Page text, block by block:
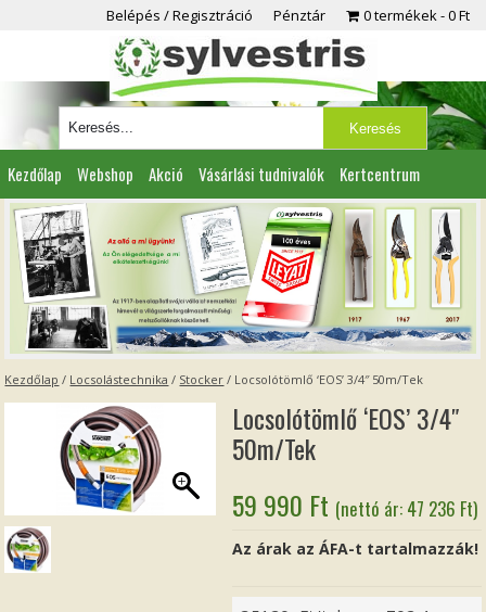
Belépés / Regisztráció Pénztár 0 termékek 0 Ft
Kezdőlap Webshop Akció Vásárlási tudnivalók Kertcentrum
Viszonteladóknak Partnereink Kapcsolat
Kezdőlap / Locsolástechnika / Stocker / Locsolótömlő ‘EOS’ 3/4″ 50m/Tek
Locsolótömlő ‘EOS’ 3/4″
50m/Tek
59 990 Ft (nettó ár: 47 236 Ft)
Az árak az ÁFA-t tartalmazzák!